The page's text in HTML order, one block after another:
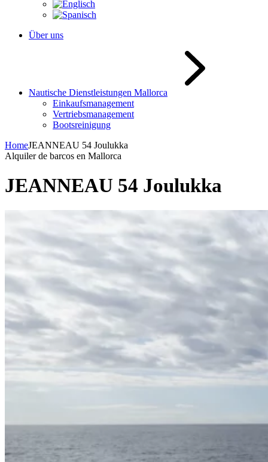
Über uns
Nautische Dienstleistungen Mallorca
Einkaufsmanagement
Vertriebsmanagement
Bootsreinigung
HomeJEANNEAU 54 Joulukka
Alquiler de barcos en Mallorca
JEANNEAU 54 Joulukka